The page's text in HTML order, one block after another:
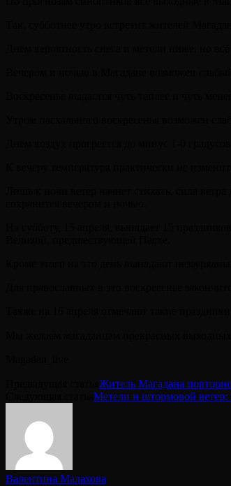
Житель Магадана
Метели и штормовой ветер:
Валентина Малахова